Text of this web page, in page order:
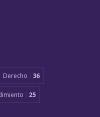
Derecho 36
25